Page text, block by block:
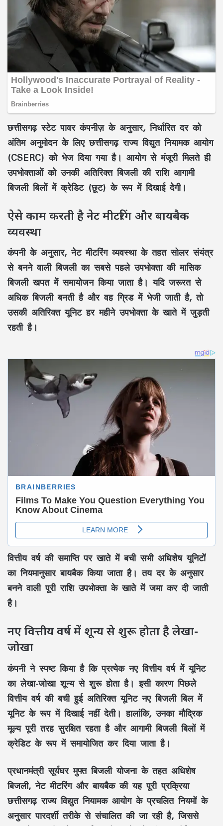
छत्तीसगढ़ स्टेट पावर कंपनीज़के अनुसार, निर्धारित दर को
अंतिम अनुमोदन के लिएछत्तीसगढ़ राज्य विद्युत नियामक आयोग
(CSERC) को भेज दिया गया है। आयोग से मंजूरी मिलते ही
उपभोक्ताओं को उनकी अतिरिक्त बिजलीकी राशि आगामी
बिजली बिलोंमेंक्रेडिट (छूट) के रूप में दिखाई देगी।
ऐसे काम करती है नेट मीटरिंग और बायबैक
व्यवस्था
कंपनी के अनुसार,नेट मीटरिंगव्यवस्था के तहतसोलर संयंत्र
से बनने वाली बिजली का सबसे पहले उपभोक्ता की मासिक
बिजली खपतमें समायोजन किया जाता है। यदि जरूरत से
अधिक बिजली बनती है और वहग्रिडमें भेजी जाती है, तो
उसकी अतिरिक्त यूनिट हर महीने उपभोक्ता के खाते में जुड़ती
रहती है।
वित्तीय वर्षकी समाप्ति पर खाते में बची सभी अधिशेष यूनिटों
का नियमानुसारबायबैककिया जाता है। तय दर के अनुसार
बनने वाली पूरी राशि उपभोक्ता के खाते में जमा कर दी जाती
है।
नए वित्तीय वर्ष में शून्य से शुरू होता है लेखा-
जोखा
कंपनी ने स्पष्ट किया है कि प्रत्येक नएवित्तीय वर्षमें यूनिट
का लेखा-जोखाशून्यसे शुरू होता है। इसी कारण पिछले
वित्तीय वर्ष की बची हुई अतिरिक्त यूनिट नएबिजली बिलमें
यूनिट के रूप में दिखाई नहीं देती। हालांकि, उनकामौद्रिक
मूल्यपूरी तरह सुरक्षित रहता है और आगामीबिजली बिलोंमें
क्रेडिटके रूप में समायोजित कर दिया जाता है।
प्रधानमंत्री सूर्यघर मुफ्त बिजली योजनाके तहत अधिशेष
बिजली,नेट मीटरिंगऔरबायबैककी यह पूरी प्रक्रिया
छत्तीसगढ़ राज्य विद्युत नियामक आयोगके प्रचलित नियमों के
अनुसार पारदर्शी तरीके से संचालित की जा रही है, जिससे